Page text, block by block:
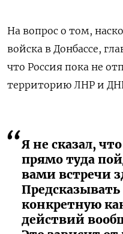
На вопрос о том,
войска в Донбассе,
что Россия пока не
территорию ЛНР и
Я не сказал,
прямо туда
вами встречи
конкретную
действий